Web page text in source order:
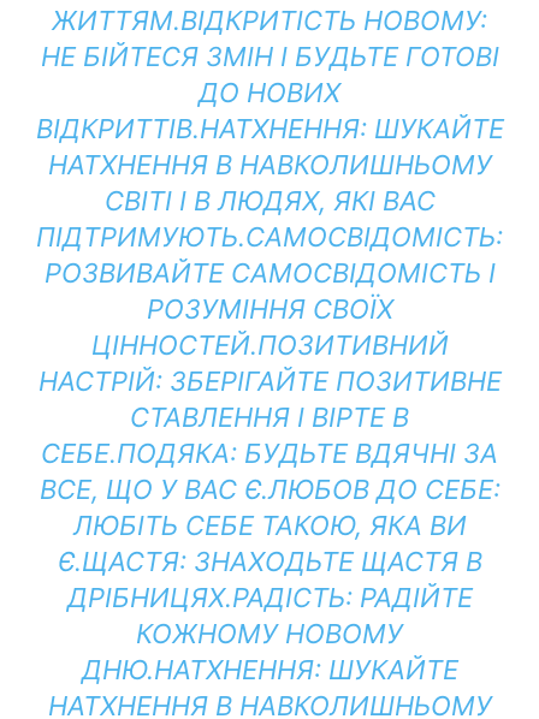
ЖИТТЯМ.ВІДКРИТІСТЬ НОВОМУ:
НЕ БІЙТЕСЯ ЗМІН І БУДЬТЕ ГОТОВІ
ДО НОВИХ
ВІДКРИТТІВ.НАТХНЕННЯ:ШУКАЙТЕ
НАТХНЕННЯ В НАВКОЛИШНЬОМУ
СВІТІ І В ЛЮДЯХ, ЯКІ ВАС
ПІДТРИМУЮТЬ.САМОСВІДОМІСТЬ:
РОЗВИВАЙТЕ САМОСВІДОМІСТЬ І
РОЗУМІННЯ СВОЇХ
ЦІННОСТЕЙ.ПОЗИТИВНИЙ
НАСТРІЙ:ЗБЕРІГАЙТЕ ПОЗИТИВНЕ
СТАВЛЕННЯ І ВІРТЕ В
СЕБЕ.ПОДЯКА: БУДЬТЕ ВДЯЧНІ ЗА
ВСЕ, ЩО У ВАС Є.ЛЮБОВ ДО СЕБЕ:
ЛЮБІТЬ СЕБЕ ТАКОЮ, ЯКА ВИ
Є.ЩАСТЯ:ЗНАХОДЬТЕ ЩАСТЯ В
ДРІБНИЦЯХ.РАДІСТЬ:РАДІЙТЕ
КОЖНОМУ НОВОМУ
ДНЮ.НАТХНЕННЯ:ШУКАЙТЕ
НАТХНЕННЯ В НАВКОЛИШНЬОМУ